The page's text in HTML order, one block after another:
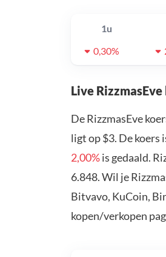
1u
0,30%
Live
De RizzmasEve
ligt op $3. De koers
2,00%is gedaald.
6.848. Wil je
Bitvavo, KuCoin,
kopen/verkopen